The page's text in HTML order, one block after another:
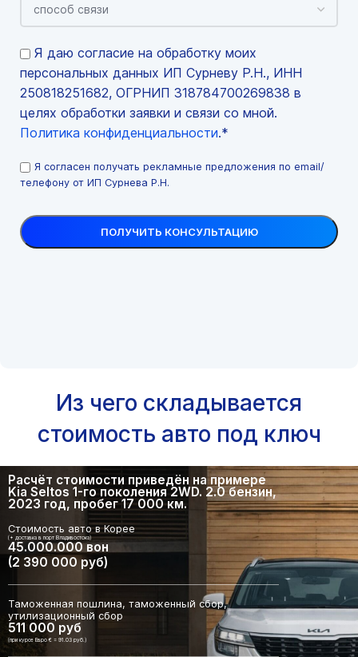
Я даю согласие на обработку моих
персональных данных ИП Сурневу Р.Н., ИНН
250818251682, ОГРНИП 318784700269838 в
целях обработки заявки и связи со мной.
Политика конфиденциальности.*
Я согласен получать рекламные предложения по email/
телефону от ИП Сурнева Р.Н.
Из чего складывается
стоимость авто под ключ
Расчёт стоимости приведён на примере
Kia Seltos 1-го поколения 2WD. 2.0 бензин,
2023 год, пробег 17 000 км.
Стоимость авто в Корее
(+ доставка в порт Владивостока)
45.000.000 вон
(2 390 000 руб)
Таможенная пошлина, таможенный сбор,
утилизационный сбор
511 000 руб
(при курсе Евро € = 91.03 руб.)